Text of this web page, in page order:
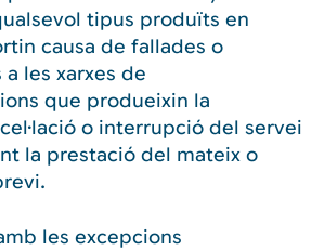
tipus produïts en
causa de fallades o
les xarxes de
que produeixin la
o interrupció del servei
la prestació del mateix o
les excepcions